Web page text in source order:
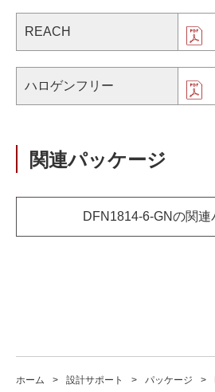
REACH
ハロゲンフリー
関連パッケージ
DFN1814-6-GNの関連
ホーム 設計サポート パッケージ